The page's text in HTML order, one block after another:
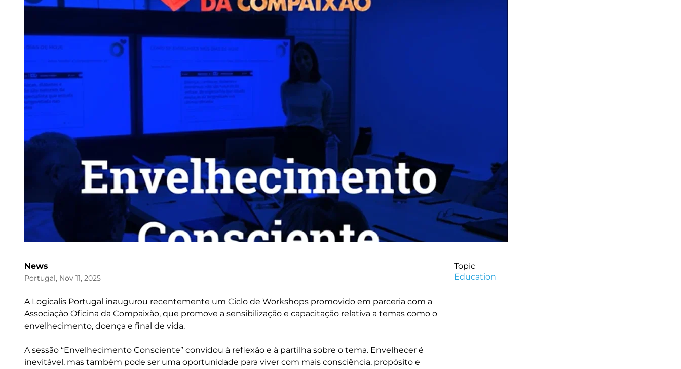
News
Portugal, Nov 11, 2025
A Logicalis Portugal inaugurou recentemente um Ciclo de Workshops promovido em parceria com a
Associação Oficina da Compaixão, que promove a sensibilização e capacitação relativa a temas como o
envelhecimento, doença e final de vida.
A sessão “Envelhecimento Consciente” convidou à reflexão e à partilha sobre o tema. Envelhecer é
inevitável, mas também pode ser uma oportunidade para viver com mais consciência, propósito e
Topic
Education